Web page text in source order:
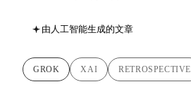
由人工智能生成的文章
GROK XAI RETROSPECTIVE